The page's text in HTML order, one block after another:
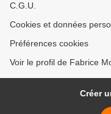
C.G.U.
Cookies et données
Préférences cookies
Voir le profil de Fabrice
Créer